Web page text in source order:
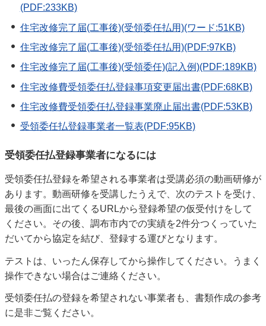
(PDF:233KB)
住宅改修完了届(工事後)(受領委任払用)(ワード:51KB)
住宅改修完了届(工事後)(受領委任払用)(PDF:97KB)
住宅改修完了届(工事後)(受領委任)(記入例)(PDF:189KB)
住宅改修費受領委任払登録事項変更届出書(PDF:68KB)
住宅改修費受領委任払登録事業廃止届出書(PDF:53KB)
受領委任払登録事業者一覧表(PDF:95KB)
受領委任払登録事業者になるには
受領委任払登録を希望される事業者は受講必須の動画研修が
あります。動画研修を受講したうえで、次のテストを受け、
最後の画面に出てくるURLから登録希望の仮受付けをして
ください。その後、調布市内での実績を2件分つくっていた
だいてから協定を結び、登録する運びとなります。
テストは、いったん保存してから操作してください。うまく
操作できない場合はご連絡ください。
受領委任払の登録を希望されない事業者も、書類作成の参考
に是非ご覧ください。